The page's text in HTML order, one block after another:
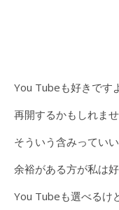
You Tubeも好きです
再開するかもしれま
そういう含みってい
余裕がある方が私は
You Tubeも選べるけ